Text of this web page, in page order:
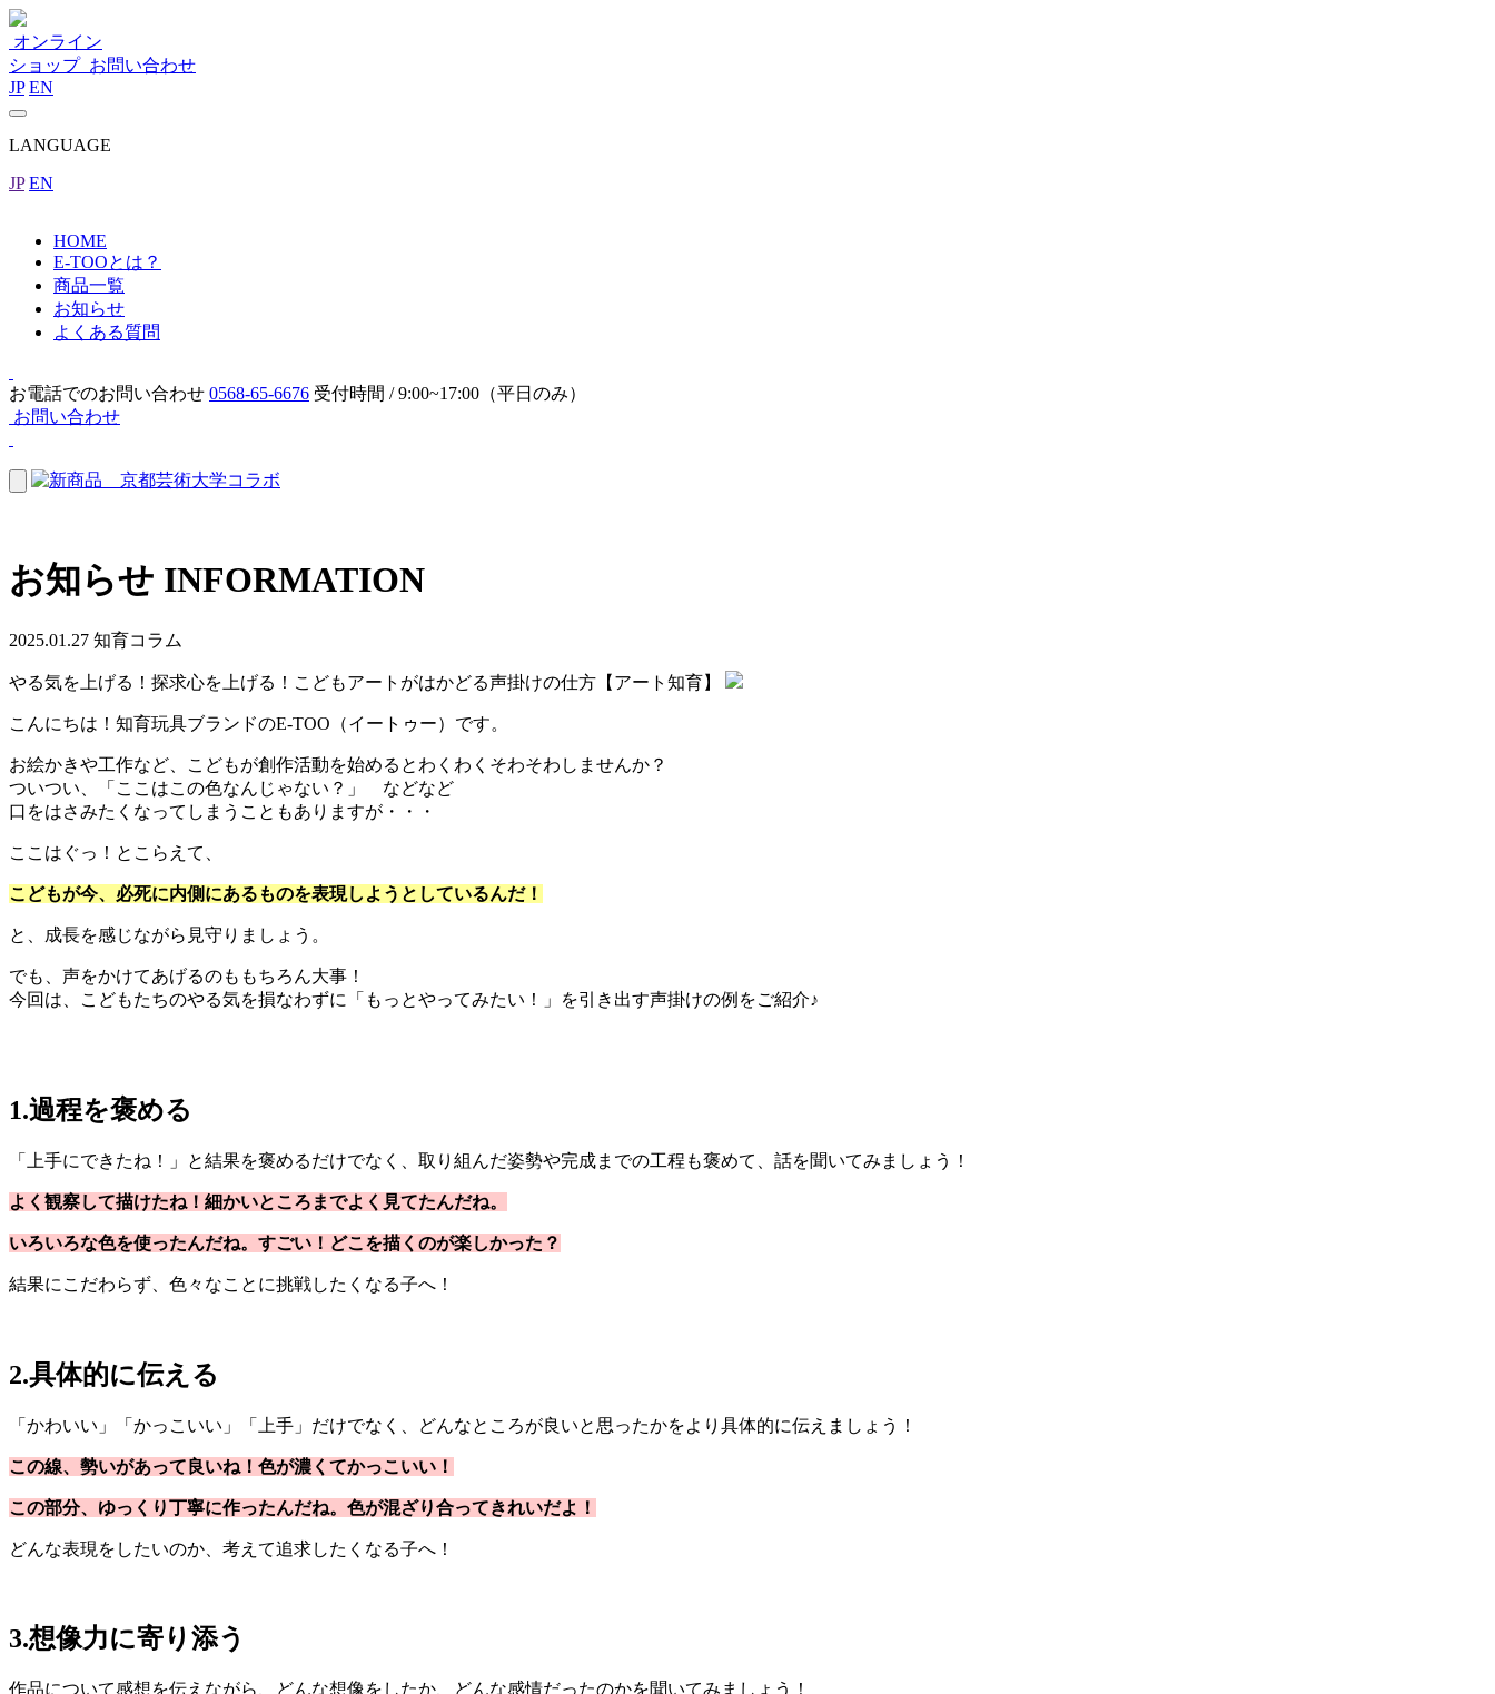
オンライン
ショップ お問い合わせ
JP EN
LANGUAGE
JP EN
HOME
E-TOOとは？
商品一覧
お知らせ
よくある質問
お電話でのお問い合わせ 0568-65-6676 受付時間 / 9:00~17:00（平日のみ）
お問い合わせ
お知らせ INFORMATION
2025.01.27 知育コラム
やる気を上げる！探求心を上げる！こどもアートがはかどる声掛けの仕方【アート知育】
こんにちは！知育玩具ブランドのE-TOO（イートゥー）です。
お絵かきや工作など、こどもが創作活動を始めるとわくわくそわそわしませんか？
ついつい、「ここはこの色なんじゃない？」 などなど
口をはさみたくなってしまうこともありますが・・・
ここはぐっ！とこらえて、
こどもが今、必死に内側にあるものを表現しようとしているんだ！
と、成長を感じながら見守りましょう。
でも、声をかけてあげるのももちろん大事！
今回は、こどもたちのやる気を損なわずに「もっとやってみたい！」を引き出す声掛けの例をご紹介♪
1.過程を褒める
「上手にできたね！」と結果を褒めるだけでなく、取り組んだ姿勢や完成までの工程も褒めて、話を聞いてみましょう！
よく観察して描けたね！細かいところまでよく見てたんだね。
いろいろな色を使ったんだね。すごい！どこを描くのが楽しかった？
結果にこだわらず、色々なことに挑戦したくなる子へ！
2.具体的に伝える
「かわいい」「かっこいい」「上手」だけでなく、どんなところが良いと思ったかをより具体的に伝えましょう！
この線、勢いがあって良いね！色が濃くてかっこいい！
この部分、ゆっくり丁寧に作ったんだね。色が混ざり合ってきれいだよ！
どんな表現をしたいのか、考えて追求したくなる子へ！
3.想像力に寄り添う
作品について感想を伝えながら、どんな想像をしたか、どんな感情だったのかを聞いてみましょう！